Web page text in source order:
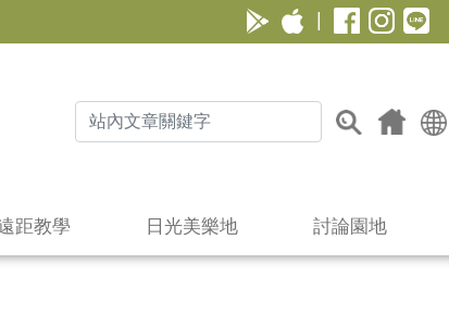
距教學 日光美樂地 討論園地